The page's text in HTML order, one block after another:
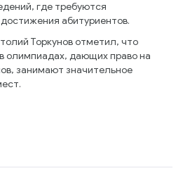
где требуются
абитуриентов.
Торкунов отметил, что
олимпиадах, дающих право на
занимают значительное